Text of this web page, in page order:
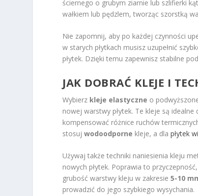
ściernego o grubym ziarnie lub szlifierki
wałkiem lub pędzlem, tworząc szorstką
Nie zapomnij, aby po każdej czynności
w starych płytkach musisz uzupełnić
płytek. Dzięki temu zapewnisz stabilne
JAK DOBRAĆ KLEJE I
Wybierz kleje elastyczne o
nowej warstwy płytek. Te kleje są idealne
kompensować różnice ruchów
stosujwodoodporne kleje, a dlapłytek
Używaj także techniki naniesienia kleju
nowych płytek. Poprawia to
grubość warstwy kleju w zakresie5-10
prowadzić do jego szybkiego wysychania.